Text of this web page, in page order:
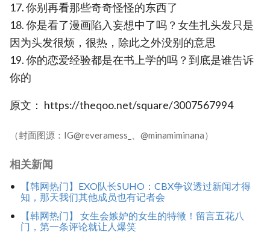
17. 你别再看那些奇奇怪怪的东西了
18. 你是看了漫画陷入妄想中了吗？女生扎头发只是
因为头发很烦，很热，除此之外没别的意思
19. 你的恋爱经验都是在书上学的吗？到底是谁告诉
你的
原文： https://theqoo.net/square/3007567994
（封面图源：IG@reveramess_、@minamiminana）
相关新闻
【韩网热门】EXO队长SUHO：CBX争议透过新闻才得
知，那天我们其他成员也有记者会
【韩网热门】 女生会嫉妒的女生的特徵！留言五花八
门，第一条评论就让人爆笑